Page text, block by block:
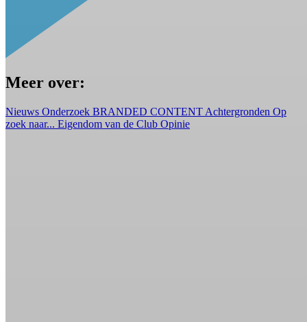
Meer over:
Nieuws Onderzoek BRANDED CONTENT Achtergronden Op
zoek naar... Eigendom van de Club Opinie